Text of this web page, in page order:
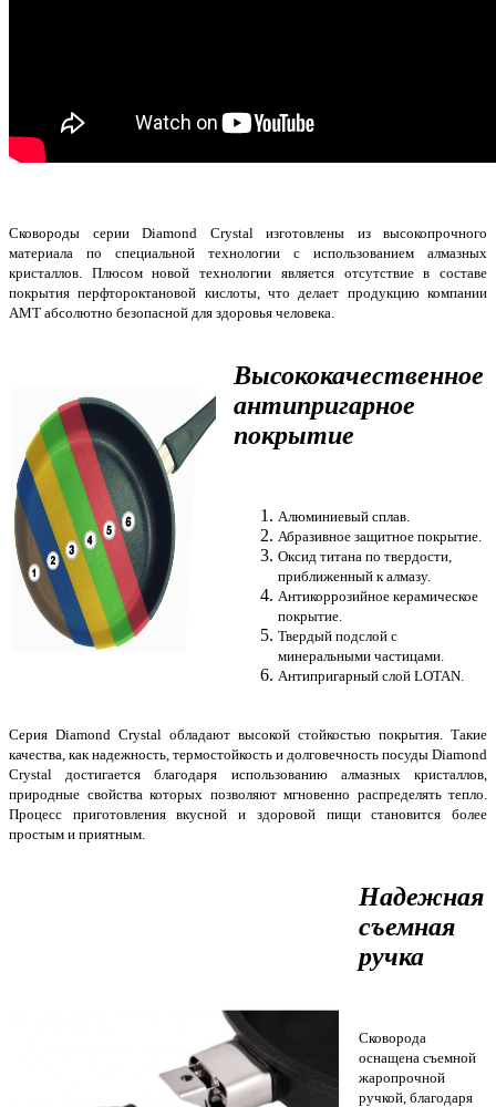
Сковороды серии Diamond Crystal изготовлены из высокопрочного
материала по специальной технологии с использованием алмазных
кристаллов. Плюсом новой технологии является отсутствие в составе
покрытия перфтороктановой кислоты, что делает продукцию компании
AMT абсолютно безопасной для здоровья человека.
Высококачественное
антипригарное
покрытие
Алюминиевый сплав.
Абразивное защитное покрытие.
Оксид титана по твердости,
приближенный к алмазу.
Антикоррозийное керамическое
покрытие.
Твердый подслой с
минеральными частицами.
Антипригарный слой LOTAN.
Серия Diamond Crystal обладают высокой стойкостью покрытия. Такие
качества, как надежность, термостойкость и долговечность посуды Diamond
Crystal достигается благодаря использованию алмазных кристаллов,
природные свойства которых позволяют мгновенно распределять тепло.
Процесс приготовления вкусной и здоровой пищи становится более
простым и приятным.
Надежная
съемная
ручка
Сковорода
оснащена съемной
жаропрочной
ручкой, благодаря